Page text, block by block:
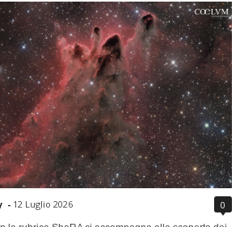
- 12 Luglio 2026 0